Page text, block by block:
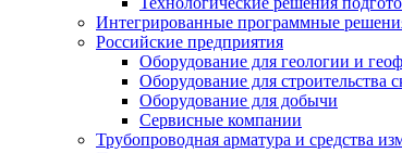
Интегрированные программные
Российские предприятия
Оборудование для геологии и
Оборудование для строительства
Оборудование для добычи
Сервисные компании
Трубопроводная арматура и средства